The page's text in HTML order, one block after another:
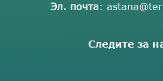
Эл. почта:
Следите за